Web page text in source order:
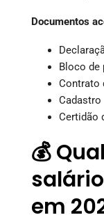
Documentos
Bloco de
Contrato
Cadastro
Certidão
💰
em